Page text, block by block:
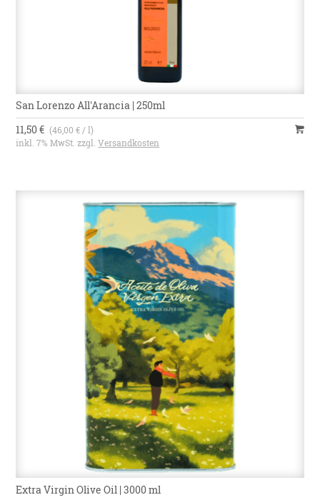
San Lorenzo All'Arancia | 250ml
11,50 € (46,00 € / l)
inkl. 7% MwSt. zzgl.Versandkosten
Extra Virgin Olive Oil | 3000 ml